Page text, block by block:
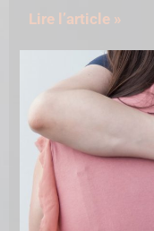
Lire l’article »